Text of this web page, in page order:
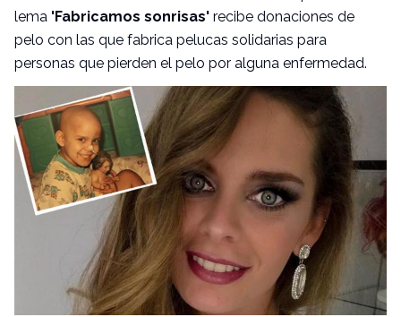
lema 'Fabricamos sonrisas' recibe donaciones de
pelo con las que fabrica pelucas solidarias para
personas que pierden el pelo por alguna enfermedad.